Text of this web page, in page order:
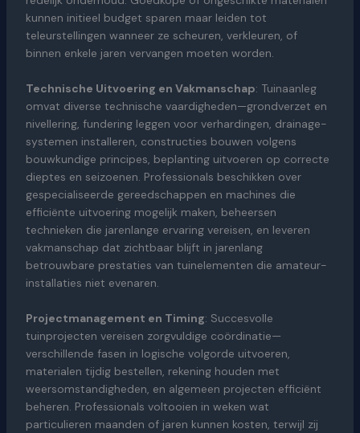
kunnen initieel budget sparen maar leiden tot
teleurstellingen wanneer ze scheuren, verkleuren, of
binnen enkele jaren vervangen moeten worden.
Technische Uitvoering en Vakmanschap: Tuinaanleg
omvat diverse technische vaardigheden—grondverzet en
nivellering, fundering leggen voor verhardingen, drainage-
systemen installeren, constructies bouwen volgens
bouwkundige principes, beplanting uitvoeren op correcte
dieptes en seizoenen. Professionals beschikken over
gespecialiseerde gereedschappen en machines die
efficiënte uitvoering mogelijk maken, beheersen
technieken die jarenlange ervaring vereisen, en leveren
vakmanschap dat zichtbaar blijft in jarenlang
betrouwbare prestaties van tuinelementen die amateur-
installaties niet evenaren.
Projectmanagement en Timing: Succesvolle
tuinprojecten vereisen zorgvuldige coördinatie—
verschillende fasen in logische volgorde uitvoeren,
materialen tijdig bestellen, rekening houden met
weersomstandigheden, en algemeen projecten efficiënt
beheren. Professionals voltooien in weken wat
particulieren maanden of jaren kunnen kosten, terwijl zij